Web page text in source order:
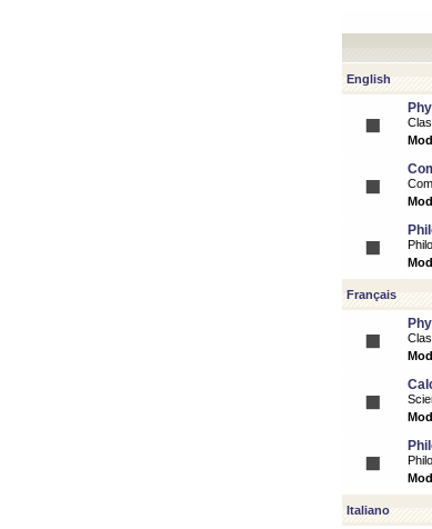
English
Français
Italiano